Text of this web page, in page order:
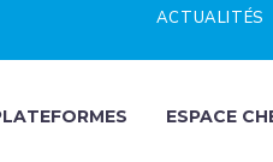
ACTUALITÉS
ESPACE